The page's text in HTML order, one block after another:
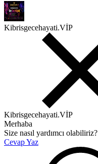
Kibrisgecehayati.VİP
Kibrisgecehayati.VİP
Merhaba
Size nasıl yardımcı olabiliriz?
Cevap Yaz